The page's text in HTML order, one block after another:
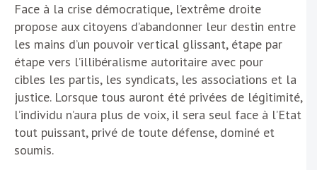
Face à la crise démocratique, l’extrême droite
propose aux citoyens d’abandonner leur destin entre
les mains d’un pouvoir vertical glissant, étape par
étape vers l’illibéralisme autoritaire avec pour
cibles les partis, les syndicats, les associations et la
justice. Lorsque tous auront été privées de légitimité,
l’individu n’aura plus de voix, il sera seul face à l’Etat
tout puissant, privé de toute défense, dominé et
soumis.